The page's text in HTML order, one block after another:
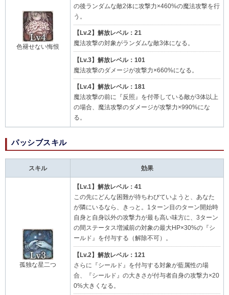
色褪せない悔恨
の後ランダムな敵2体に攻撃力×460%の魔法攻撃を行
う。
【Lv.2】解放レベル：21
魔法攻撃の対象がランダムな敵3体になる。
【Lv.3】解放レベル：101
魔法攻撃のダメージが攻撃力×660%になる。
【Lv.4】解放レベル：181
魔法攻撃の前に『反照』を付帯している敵が3体以上
の場合、魔法攻撃のダメージが攻撃力×990%にな
る。
パッシブスキル
スキル 効果
孤独な星二つ
【Lv.1】解放レベル：41
この先にどんな困難が待ちわびていようと、あなた
が隣にいるなら、きっと。1ターン目のターン開始時
自身と自身以外の攻撃力が最も高い味方に、3ターン
の間ステータス増減前の対象の最大HP×30%の『シ
ールド』を付与する（解除不可）。
【Lv.2】解放レベル：121
さらに『シールド』を付与する対象が藍属性の場
合、『シールド』の大きさが付与者自身の攻撃力×20
0%大きくなる。